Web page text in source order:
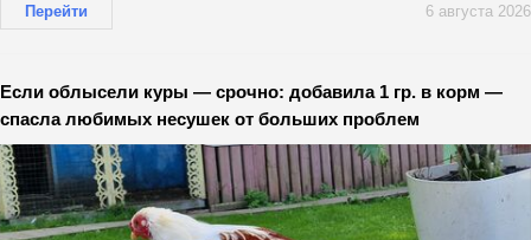
Перейти 6 августа 2026
Если облысели куры — срочно: добавила 1 гр. в корм —
спасла любимых несушек от больших проблем